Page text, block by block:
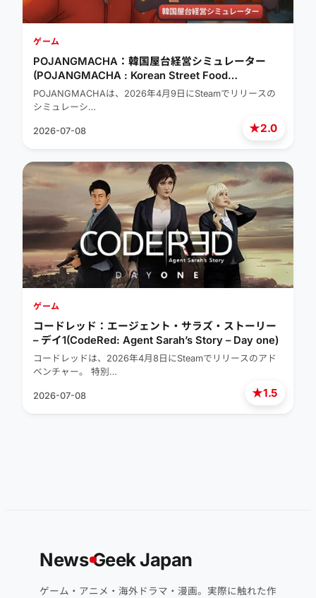
★2.0
ゲーム
POJANGMACHA：韓国屋台経営シミュレーター
(POJANGMACHA : Korean Street Food
Management Simulator)
POJANGMACHAは、2026年4月9日にSteamでリリースの
シミュレーシ…
2026-07-08
★1.5
ゲーム
コードレッド：エージェント・サラズ・ストーリー
– デイ1(CodeRed: Agent Sarah’s Story – Day one)
コードレッドは、2026年4月8日にSteamでリリースのアド
ベンチャー。 特別…
2026-07-08
NewsGeek Japan
ゲーム・アニメ・海外ドラマ・漫画。実際に触れた作